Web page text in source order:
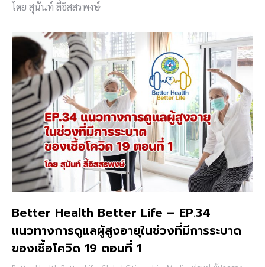
โดย สุนันท์ ลี้อิสสรพงษ์
Better Health Better Life – EP.34
แนวทางการดูแลผู้สูงอายุในช่วงที่มีการระบาด
ของเชื้อโควิด 19 ตอนที่ 1